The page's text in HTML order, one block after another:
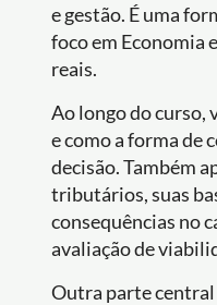
e gestão. É uma
foco em Economia
reais.
Ao longo do curso,
e como a forma de
decisão. Também
tributários, suas
consequências no
avaliação de
Outra parte central